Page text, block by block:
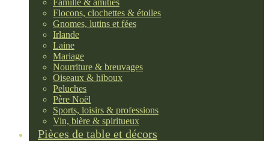
Famille & amitiés
Flocons, clochettes & étoiles
Gnomes, lutins et fées
Irlande
Laine
Mariage
Nourriture & breuvages
Oiseaux & hiboux
Peluches
Père Noël
Sports, loisirs & professions
Vin, bière & spiritueux
Pièces de table et décors